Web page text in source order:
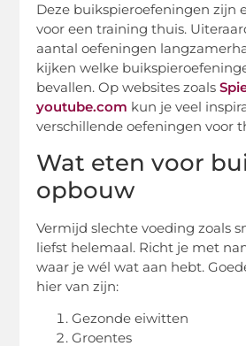
Deze buikspieroefeningen zijn
voor een training thuis.
aantal oefeningen
kijken welke
bevallen. Op websites zoals
youtube.com kun je veel
verschillende oefeningen voor
Wat eten voor
opbouw
Vermijd slechte voeding zoals
liefst helemaal. Richt je met
waar je wél wat aan hebt.
hier van zijn:
Gezonde eiwitten
Groentes